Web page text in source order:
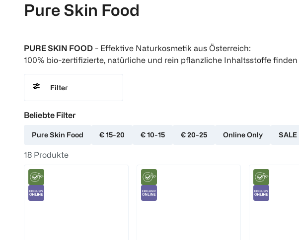
Pure Skin Food
PURE SKIN FOOD - Effektive Naturkosmetik aus Österreich:
100% bio-zertifizierte, natürliche und rein pflanzliche Inhaltsstoffe
Filter
Beliebte Filter
Pure Skin Food € 15-20 € 10-15 € 20-25 Online Only SALE
18 Produkte